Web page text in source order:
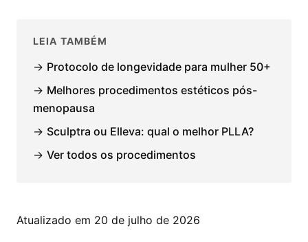
LEIA TAMBÉM
→ Protocolo de longevidade para mulher 50+
→ Melhores procedimentos estéticos pós-
menopausa
→ Sculptra ou Elleva: qual o melhor PLLA?
→ Ver todos os procedimentos
Atualizado em 20 de julho de 2026